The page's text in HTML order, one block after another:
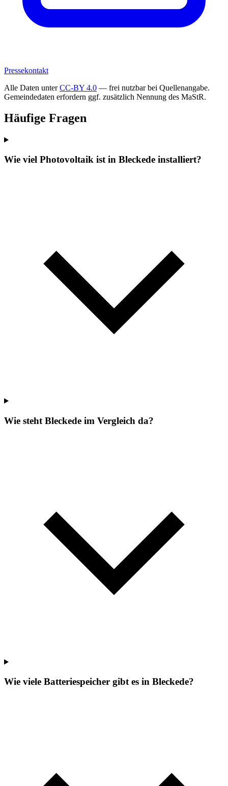
Pressekontakt
Alle Daten unterCC-BY 4.0 — frei nutzbar bei Quellenangabe.
Gemeindedaten erfordern ggf. zusätzlich Nennung des MaStR.
Häufige Fragen
Wie viel Photovoltaik ist in Bleckede installiert?
Wie steht Bleckede im Vergleich da?
Wie viele Batteriespeicher gibt es in Bleckede?